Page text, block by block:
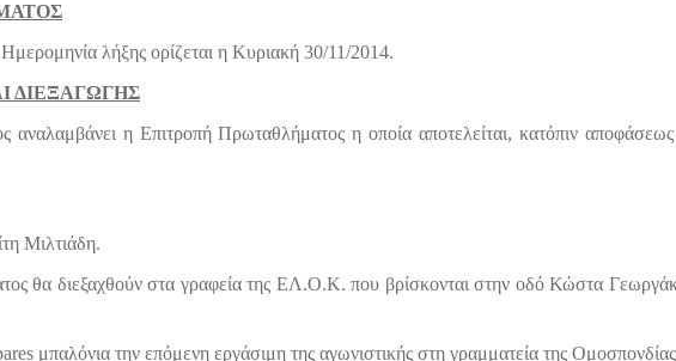
λήξης ορίζεται η Κυριακή 30/11/2014.
ΔΙΕΞΑΓΩΓΗΣ
αναλαμβάνει η Επιτροπή Πρωταθλήματος η οποία αποτελείται, κατόπιν
Μιλτιάδη.
θα διεξαχθούν στα γραφεία της ΕΛ.Ο.Κ. που βρίσκονται στην οδό Κώστα
μπαλόνια την επόμενη εργάσιμη της αγωνιστικής στη γραμματεία της